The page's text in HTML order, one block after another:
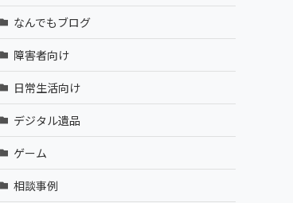
なんでもブログ
障害者向け
日常生活向け
デジタル遺品
ゲーム
相談事例